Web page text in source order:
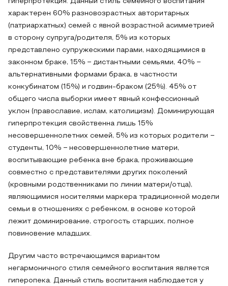
характерен 60% разновозрастных авторитарных
(патриархатных) семей с явной возрастной асимметрией
в сторону супруга/родителя, 5% из которых
представлено супружескими парами, находящимися в
законном браке, 15% − дистантными семьями, 40% −
альтернативными формами брака, в частности
конкубинатом (15%) и годвин-браком (25%). 45% от
общего числа выборки имеет явный конфессионный
уклон (православие, ислам, католицизм). Доминирующая
гиперпротекция свойственна лишь 15%
несовершеннолетних семей, 5% из которых родители −
студенты, 10% − несовершеннолетние матери,
воспитывающие ребенка вне брака, проживающие
совместно с представителями других поколений
(кровными родственниками по линии матери/отца),
являющимися носителями маркера традиционной модели
семьи в отношениях с ребенком, в основе которой
лежит доминирование, строгость старших, полное
повиновение младших.
Другим часто встречающимся вариантом
негармоничного стиля семейного воспитания является
гиперопека. Данный стиль воспитания наблюдается у